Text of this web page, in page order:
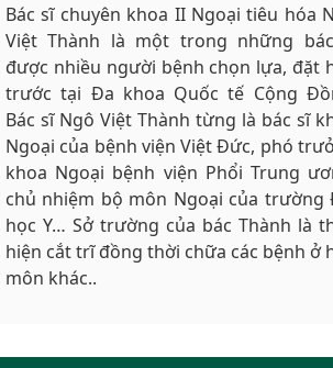
Bác sĩ chuyên khoa II Ngoại tiêu hóa
Việt Thành là một trong những
được nhiều người bệnh chọn lựa, đặt
trước tại Đa khoa Quốc tế Cộng
Bác sĩ Ngô Việt Thành từng là bác sĩ
Ngoại của bệnh viện Việt Đức, phó
khoa Ngoại bệnh viện Phổi Trung
chủ nhiệm bộ môn Ngoại của trường
học Y… Sở trường của bác Thành là
hiện cắt trĩ đồng thời chữa các bệnh ở
môn khác..